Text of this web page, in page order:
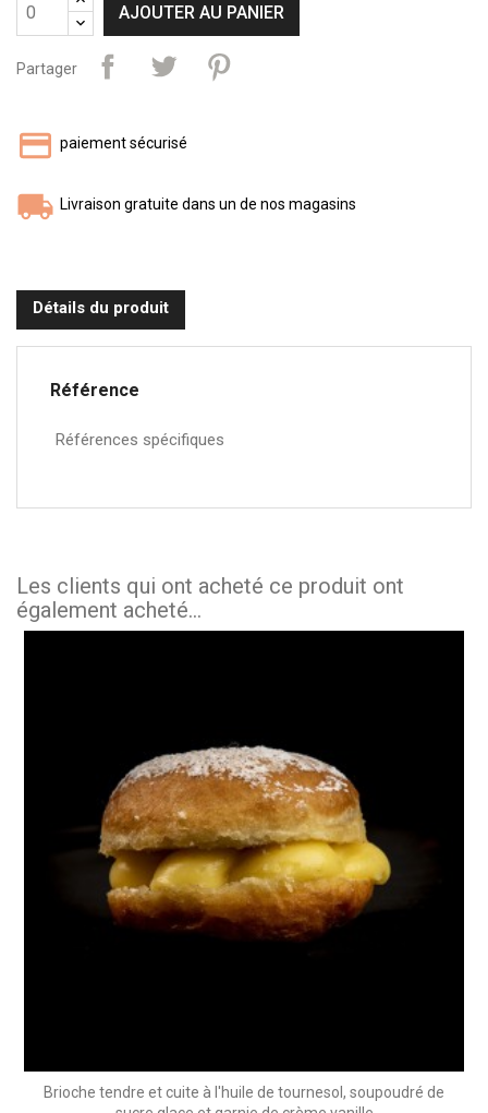
AJOUTER AU PANIER
Partager
paiement sécurisé
Livraison gratuite dans un de nos magasins
Détails du produit
Référence
Références spécifiques
Les clients qui ont acheté ce produit ont
également acheté...
Brioche tendre et cuite à l'huile de tournesol, soupoudré de